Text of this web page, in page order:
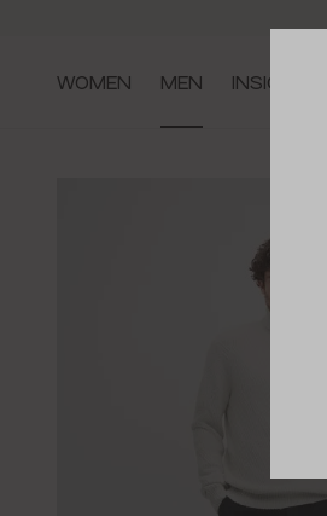
Zur Hauptnavigation springen
WOMEN MEN INSIGHTS